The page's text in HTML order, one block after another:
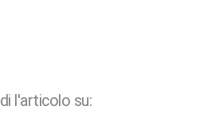
l'articolo su: